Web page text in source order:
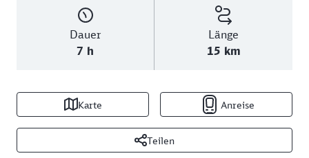
Dauer
7 h
Länge
15 km
Karte Anreise
Teilen